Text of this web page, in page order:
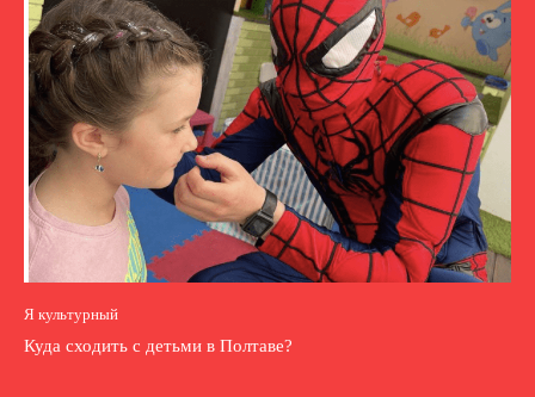
Я культурный
Куда сходить с детьми в Полтаве?